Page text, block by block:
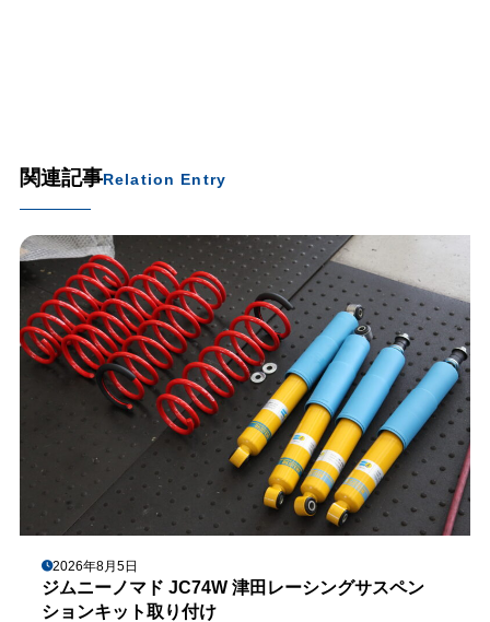
関連記事Relation Entry
2026年8月5日
ジムニーノマド JC74W 津田レーシングサスペン
ションキット取り付け